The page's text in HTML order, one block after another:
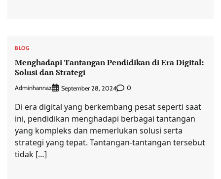
BLOG
Menghadapi Tantangan Pendidikan di Era Digital:
Solusi dan Strategi
Adminhannaz September 28, 2024 0
Di era digital yang berkembang pesat seperti saat
ini, pendidikan menghadapi berbagai tantangan
yang kompleks dan memerlukan solusi serta
strategi yang tepat. Tantangan-tantangan tersebut
tidak […]